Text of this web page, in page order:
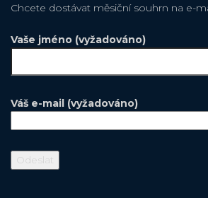
Chcete dostávat měsiční souhrn na e-
Vaše jméno (vyžadováno)
Váš e-mail (vyžadováno)